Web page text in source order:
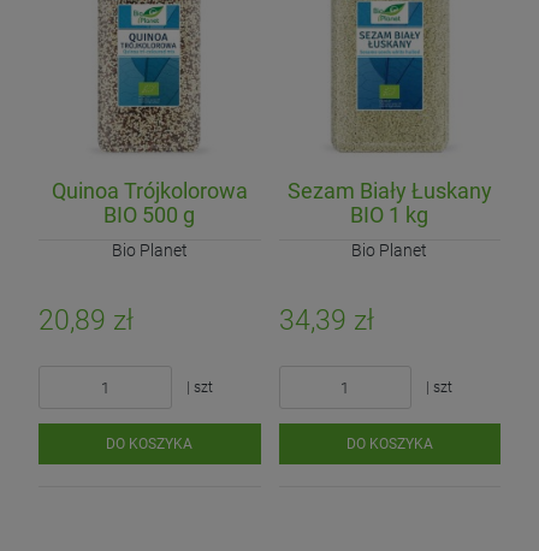
Quinoa Trójkolorowa
BIO 500 g
Bio Planet
20,89 zł
| szt
DO KOSZYKA
Sezam Biały Łuskany
BIO 1 kg
Bio Planet
34,39 zł
| szt
DO KOSZYKA